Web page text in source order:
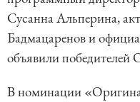
o
f
9
Сусанна Альперина,
Бадмацаренов и
объявили
В номинации